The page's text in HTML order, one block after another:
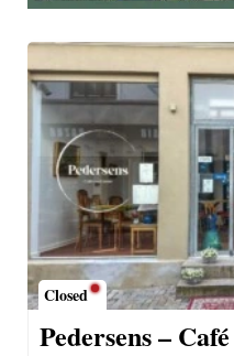
Closed
Pedersens –